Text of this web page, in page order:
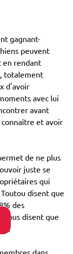
gagnant-
peuvent
en rendant
totalement
d'avoir
avec lui
avant
et avoir
de ne plus
juste se
qui
disent que
des
disent que
dans